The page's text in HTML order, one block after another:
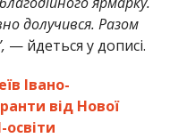
долучився. Разом
— йдеться у дописі.
Івано-
від Нової
освіти